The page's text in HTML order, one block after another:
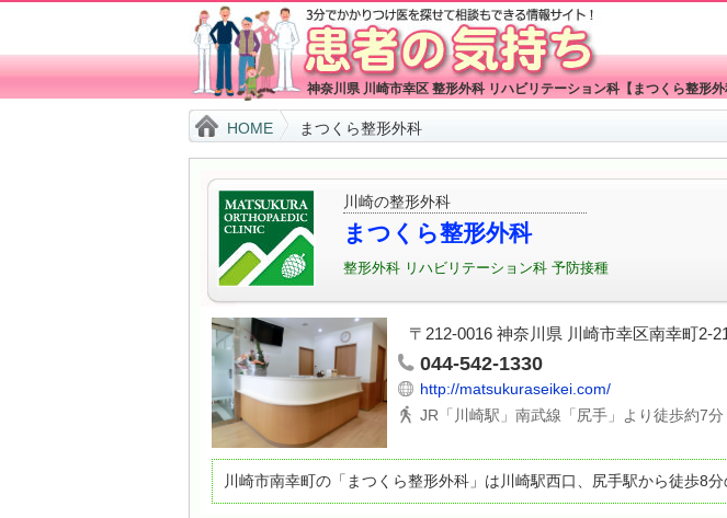
神奈川県 川崎市幸区 整形外科 リハビリテーション科【まつくら整形外
HOME まつくら整形外科
川崎の整形外科
まつくら整形外科
整形外科 リハビリテーション科 予防接種
〒212-0016 神奈川県 川崎市幸区南幸町2-
044-542-1330
http://matsukuraseikei.com/
JR「川崎駅」南武線「尻手」より徒歩約7分
川崎市南幸町の「まつくら整形外科」は川崎駅西口、尻手駅から徒歩8